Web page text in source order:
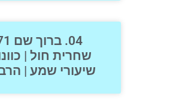
שחרית חול |
שיעורי שמע |